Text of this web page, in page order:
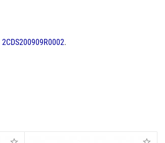
2CDS200909R0002.